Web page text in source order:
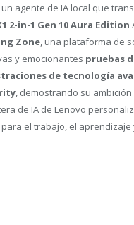
un agente de IA local que
2-in-1 Gen 10 Aura Edition
Zone, una plataforma de
y emocionantes pruebas
de tecnología
, demostrando su
de IA de Lenovo
el trabajo, el aprendizaje